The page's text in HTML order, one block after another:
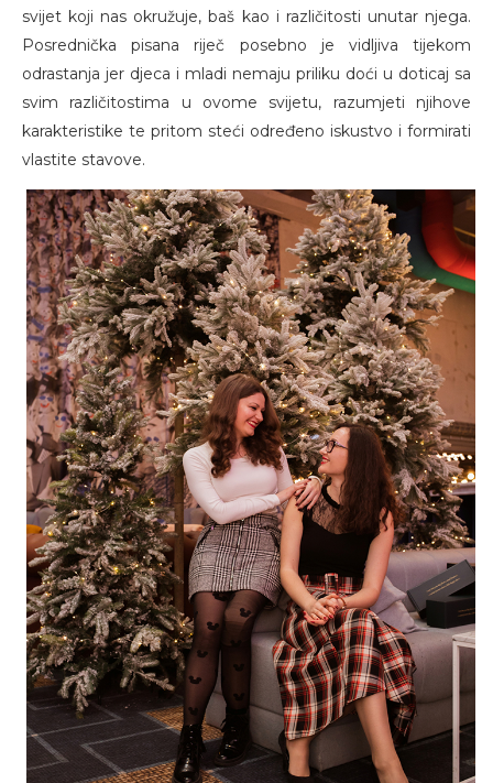
svijet koji nas okružuje, baš kao i različitosti unutar njega.
Posrednička pisana riječ posebno je vidljiva tijekom
odrastanja jer djeca i mladi nemaju priliku doći u doticaj sa
svim različitostima u ovome svijetu, razumjeti njihove
karakteristike te pritom steći određeno iskustvo i formirati
vlastite stavove.